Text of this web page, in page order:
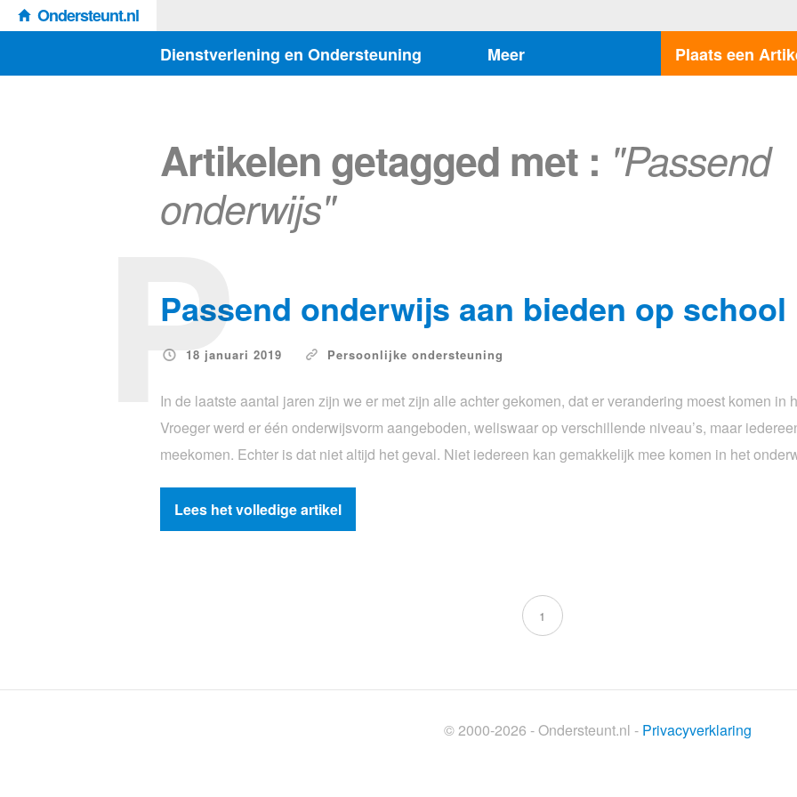
Ondersteunt.nl
Dienstverlening en Ondersteuning
Meer Plaats een
Artikelen getagged met : "Passend
onderwijs"
Passend onderwijs aan bieden op school
18 januari 2019 Persoonlijke ondersteuning
P
In de laatste aantal jaren zijn we er met zijn alle achter gekomen, dat er verandering moest komen in
Vroeger werd er één onderwijsvorm aangeboden, weliswaar op verschillende niveau’s, maar
meekomen. Echter is dat niet altijd het geval. Niet iedereen kan gemakkelijk mee komen in het
Lees het volledige artikel
1
© 2000-2026 - Ondersteunt.nl - Privacyverklaring